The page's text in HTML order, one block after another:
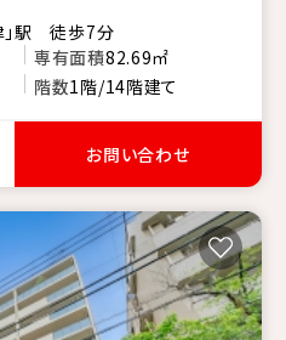
」駅 徒歩7分
専有面積82.69㎡
階数1階/14階建て
お問い合わせ